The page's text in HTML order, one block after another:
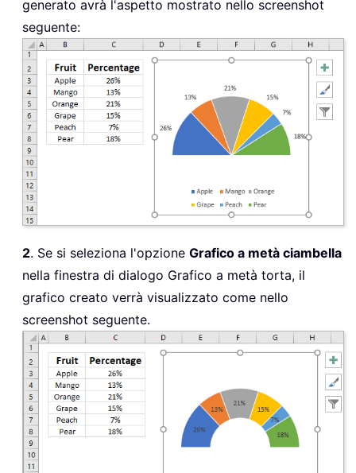
generato avrà l'aspetto mostrato nello screenshot
seguente:
2. Se si seleziona l'opzione Grafico a metà ciambella
nella finestra di dialogo Grafico a metà torta, il
grafico creato verrà visualizzato come nello
screenshot seguente.